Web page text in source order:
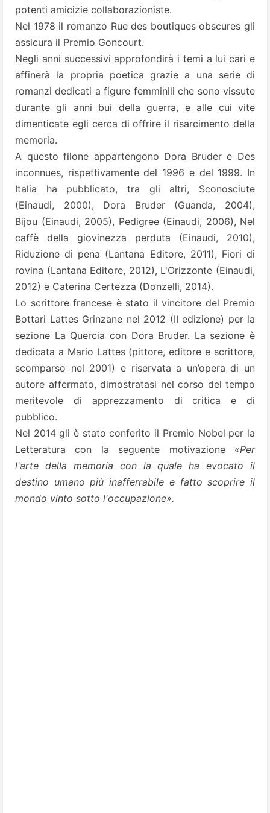
potenti amicizie collaborazioniste.
Nel 1978 il romanzo Rue des boutiques obscures gli
assicura il Premio Goncourt.
Negli anni successivi approfondirà i temi a lui cari e
affinerà la propria poetica grazie a una serie di
romanzi dedicati a figure femminili che sono vissute
durante gli anni bui della guerra, e alle cui vite
dimenticate egli cerca di offrire il risarcimento della
memoria.
A questo filone appartengono Dora Bruder e Des
inconnues, rispettivamente del 1996 e del 1999. In
Italia ha pubblicato, tra gli altri, Sconosciute
(Einaudi, 2000), Dora Bruder (Guanda, 2004),
Bijou (Einaudi, 2005), Pedigree (Einaudi, 2006), Nel
caffè della giovinezza perduta (Einaudi, 2010),
Riduzione di pena (Lantana Editore, 2011), Fiori di
rovina (Lantana Editore, 2012), L'Orizzonte (Einaudi,
2012) e Caterina Certezza (Donzelli, 2014).
Lo scrittore francese è stato il vincitore del Premio
Bottari Lattes Grinzane nel 2012 (II edizione) per la
sezione La Quercia con Dora Bruder. La sezione è
dedicata a Mario Lattes (pittore, editore e scrittore,
scomparso nel 2001) e riservata a un’opera di un
autore affermato, dimostratasi nel corso del tempo
meritevole di apprezzamento di critica e di
pubblico.
Nel 2014 gli è stato conferito il Premio Nobel per la
Letteratura con la seguente motivazione «Per
l'arte della memoria con la quale ha evocato il
destino umano più inafferrabile e fatto scoprire il
mondo vinto sotto l'occupazione».